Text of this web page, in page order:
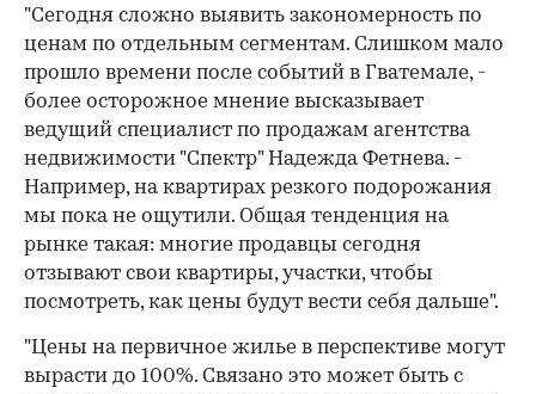
"Сегодня сложно выявить закономерность по
ценам по отдельным сегментам. Слишком мало
прошло времени после событий в Гватемале, -
более осторожное мнение высказывает
ведущий специалист по продажам агентства
недвижимости "Спектр" Надежда Фетнева. -
Например, на квартирах резкого подорожания
мы пока не ощутили. Общая тенденция на
рынке такая: многие продавцы сегодня
отзывают свои квартиры, участки, чтобы
посмотреть, как цены будут вести себя дальше".
"Цены на первичное жилье в перспективе могут
вырасти до 100%. Связано это может быть с